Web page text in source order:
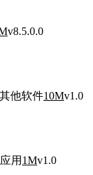
v8.5.0.0
其他软件10Mv1.0
用 1Mv1.0